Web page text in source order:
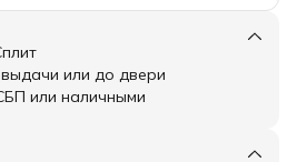
или до двери
или наличными